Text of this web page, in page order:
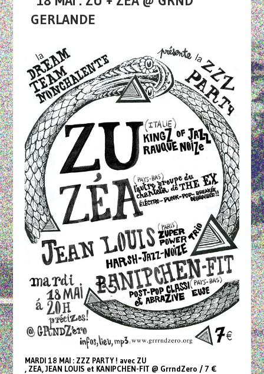
GERLANDE
MARDI 18 MAI : ZZZ PARTY ! avec ZU
, ZEA, JEAN LOUIS et KANIPCHEN-FIT @ GrrndZero / 7 €